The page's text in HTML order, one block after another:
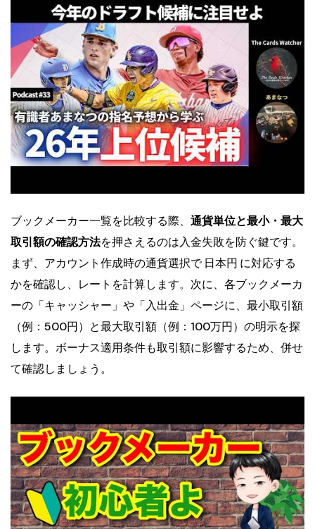
ブックメーカー一覧を比較する際、 通貨単位と最小・最大
取引額の確認方法を押さえるのは入金失敗を防ぐ鍵です。
まず、アカウント作成時の通貨選択で 日本円 に対応する
かを確認し、レートを計算します。次に、各ブックメーカ
ーの「キャッシャー」や「入出金」ページに、最小取引額
（例：500円）と最大取引額（例：100万円）の明示を探
します。ボーナス適用条件も取引額に影響するため、併せ
て確認しましょう。